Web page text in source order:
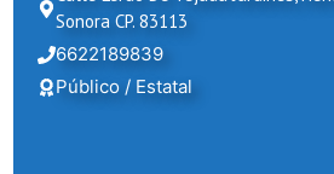
Sonora CP. 83113
6622189839
Público / Estatal